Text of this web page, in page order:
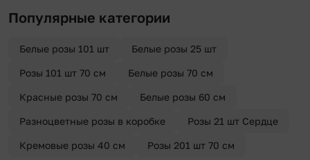
Популярные категории
Белые розы 101 шт Белые розы 25 шт
Розы 101 шт 70 см Белые розы 70 см
Красные розы 70 см Белые розы 60 см
Разноцветные розы в коробке Розы 21 шт Сердце
Кремовые розы 40 см Розы 201 шт 70 см